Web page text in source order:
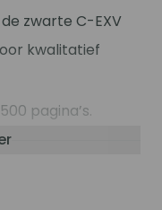
zwarte C-EXV
kwalitatief
pagina’s.
je vaak de